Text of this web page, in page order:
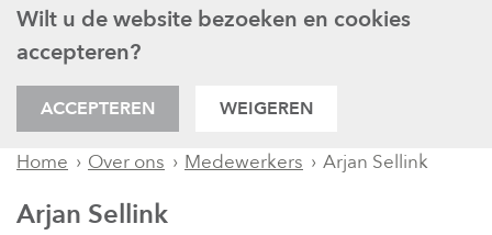
Wilt u de website bezoeken en cookies
accepteren?
ACCEPTEREN WEIGEREN
Home Over ons Medewerkers Arjan Sellink
Arjan Sellink